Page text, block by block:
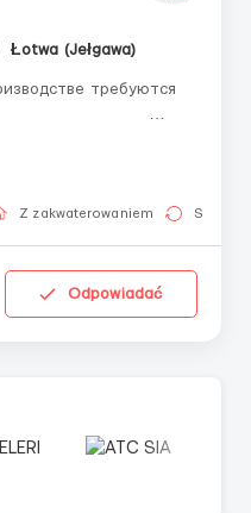
Łotwa (Jełgawa)
требуются
Z zakwaterowaniem Stała
Odpowiadać